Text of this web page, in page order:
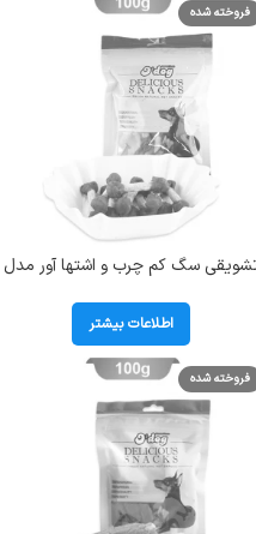
فروخته شده
سگ کم چرب و اشتها آور مدل
100 گرم
اطلاعات بیشتر
فروخته شده